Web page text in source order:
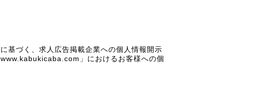
基づく、求人広告掲載企業への個人情報開示
」におけるお客様への個